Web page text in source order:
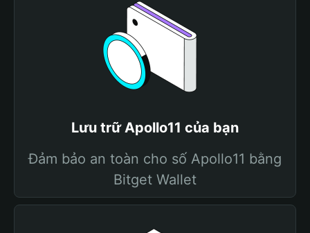
Lưu trữ Apollo11 của bạn
Đảm bảo an toàn cho số Apollo11 bằng
Bitget Wallet